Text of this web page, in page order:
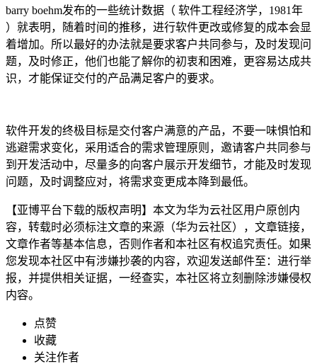
barry boehm发布的一些统计数据（ 软件工程经济学，1981年
）就表明，随着时间的推移，进行软件更改或修复的成本会显
着增加。所以最好的办法就是要求客户共同参与， 及时发现问
题，及时修正， 他们也能了解你的初衷和 困难，更容易达成共
识，才能保证交付的产品满足客户的要求。
软件开发的终极目标是交付客户满意的产品，不要一味惧怕和
逃避需求变化，采用适合的需求管理原则，邀请客户共同参与
到开发活动中，尽量多的向客户展示开发细节，才能及时发现
问题，及时调整应对，将需求变更成本降到最低。
【亚博平台下载的版权声明】本文为华为云社区用户原创内
容，转载时必须标注文章的来源（华为云社区），文章链接，
文章作者等基本信息，否则作者和本社区有权追究责任。如果
您发现本社区中有涉嫌抄袭的内容，欢迎发送邮件至：进行举
报，并提供相关证据，一经查实，本社区将立刻删除涉嫌侵权
内容。
点赞
收藏
关注作者